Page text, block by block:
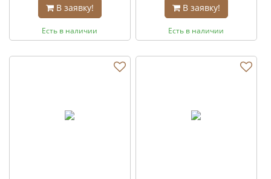
В заявку!
Есть в наличии
В заявку!
Есть в наличии